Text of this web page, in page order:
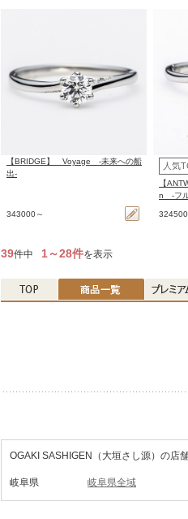
【BRIDGE】 Voyage -未来への船
出-
343000～
人気
【
n -フ
324500
39件中 1～28件を表示
OGAKI SASHIGEN（大垣さし源）の店
岐阜県 岐阜県全域